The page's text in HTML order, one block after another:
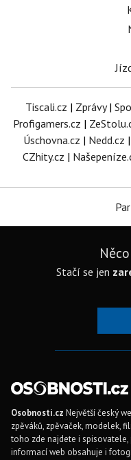
Tiscali.cz | Zprávy|
Profigamers.cz |
Úschovna.cz | Nedd.cz |
CZhity.cz |
Stačí se jen
Osobnosti.cz Největší český
zpěváků, zpěvaček, modelek,
toho zde najdete i spisovatele,
informací web obsahuje i